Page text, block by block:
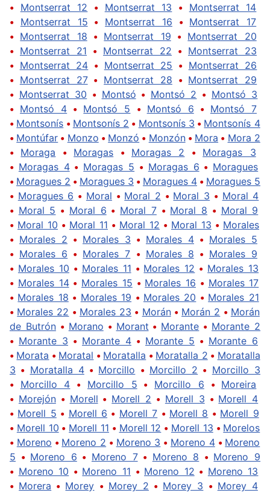
• Montserrat 12 • Montserrat 13 • Montserrat 14
• Montserrat 15 • Montserrat 16 • Montserrat 17
• Montserrat 18 • Montserrat 19 • Montserrat 20
• Montserrat 21 • Montserrat 22 • Montserrat 23
• Montserrat 24 • Montserrat 25 • Montserrat 26
• Montserrat 27• Montserrat 28 • Montserrat 29
• Montserrat 30 • Montsó • Montsó 2 • Montsó 3
• Montsó 4 • Montsó 5 • Montsó 6 • Montsó 7
• Montsonís • Montsonís 2 • Montsonís 3 • Montsonís 4
• Montúfar • Monzo • Monzó • Monzón• Mora • Mora 2
• Moraga • Moragas • Moragas 2 • Moragas 3
• Moragas 4• Moragas 5 • Moragas 6 • Moragues
• Moragues 2 • Moragues 3 • Moragues 4 • Moragues 5
• Moragues 6 • Moral • Moral 2 • Moral 3 • Moral 4
• Moral 5 • Moral 6 • Moral 7• Moral 8 • Moral 9
• Moral 10 • Moral 11 • Moral 12 • Moral 13 • Morales
• Morales 2 • Morales 3 • Morales 4 • Morales 5
• Morales 6 • Morales 7 • Morales 8 • Morales 9
• Morales 10 • Morales 11 • Morales 12 • Morales 13
• Morales 14• Morales 15 • Morales 16 • Morales 17
• Morales 18 • Morales 19 • Morales 20 • Morales 21
• Morales 22 • Morales 23 • Morán• Morán 2 • Morán
de Butrón• Morano • Morant • Morante • Morante 2
• Morante 3 • Morante 4 • Morante 5 • Morante 6
• Morata • Moratal • Moratalla • Moratalla 2 • Moratalla
3 • Moratalla 4• Morcillo • Morcillo 2 • Morcillo 3
• Morcillo 4 • Morcillo 5 • Morcillo 6 • Moreira
• Morejón• Morell • Morell 2 • Morell 3 • Morell 4
• Morell 5 • Morell 6 • Morell 7 • Morell 8 • Morell 9
• Morell 10 • Morell 11 • Morell 12 • Morell 13 • Morelos
• Moreno • Moreno 2 • Moreno 3 • Moreno 4• Moreno
5 • Moreno 6 • Moreno 7• Moreno 8 • Moreno 9
• Moreno 10 • Moreno 11 • Moreno 12 • Moreno 13
• Morera • Morey • Morey 2 • Morey 3 • Morey 4